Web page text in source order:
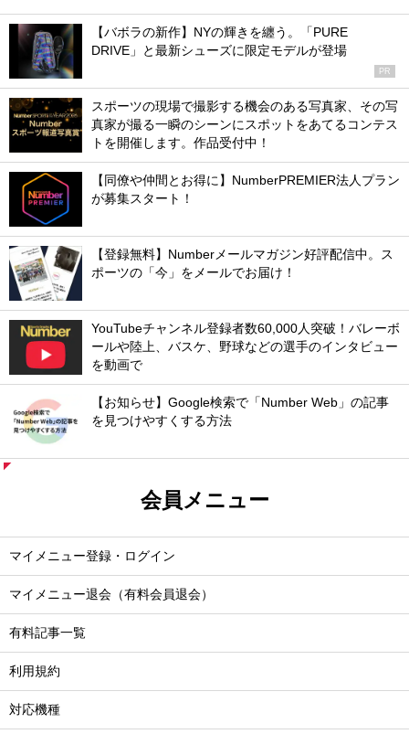
【バボラの新作】NYの輝きを纏う。「PURE
DRIVE」と最新シューズに限定モデルが登場
PR
スポーツの現場で撮影する機会のある写真家、その写
真家が撮る一瞬のシーンにスポットをあてるコンテス
トを開催します。作品受付中！
【同僚や仲間とお得に】NumberPREMIER法人プラン
が募集スタート！
【登録無料】Numberメールマガジン好評配信中。ス
ポーツの「今」をメールでお届け！
YouTubeチャンネル登録者数60,000人突破！バレーボ
ールや陸上、バスケ、野球などの選手のインタビュー
を動画で
【お知らせ】Google検索で「Number Web」の記事
を見つけやすくする方法
会員メニュー
マイメニュー登録・ログイン
マイメニュー退会（有料会員退会）
有料記事一覧
利用規約
対応機種